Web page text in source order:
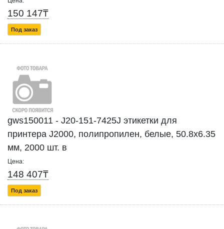
150 147₸
Под заказ
gws150011 - J20-151-7425J этикетки для
принтера J2000, полипропилен, белые, 50.8х6.35
мм, 2000 шт. в
Цена:
148 407₸
Под заказ